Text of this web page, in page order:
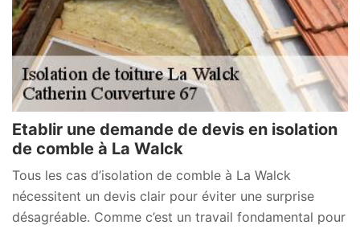
Etablir une demande de devis en isolation
de comble à La Walck
Tous les cas d’isolation de comble à La Walck
nécessitent un devis clair pour éviter une surprise
désagréable. Comme c’est un travail fondamental pour